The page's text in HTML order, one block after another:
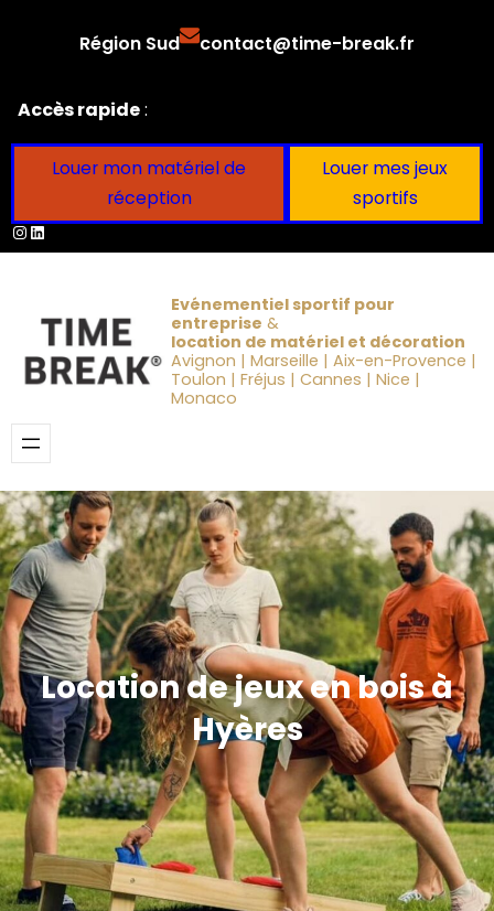
Région Sud contact@time-break.fr
Accès rapide:
Louer mon matériel de
réception
Louer mes jeux
sportifs
Instagram
LinkedIn
Evénementiel sportif pour
entreprise &
location de matériel et décoration
Avignon | Marseille | Aix-en-Provence |
Toulon | Fréjus | Cannes | Nice |
Monaco
Location de jeux en bois à
Hyères